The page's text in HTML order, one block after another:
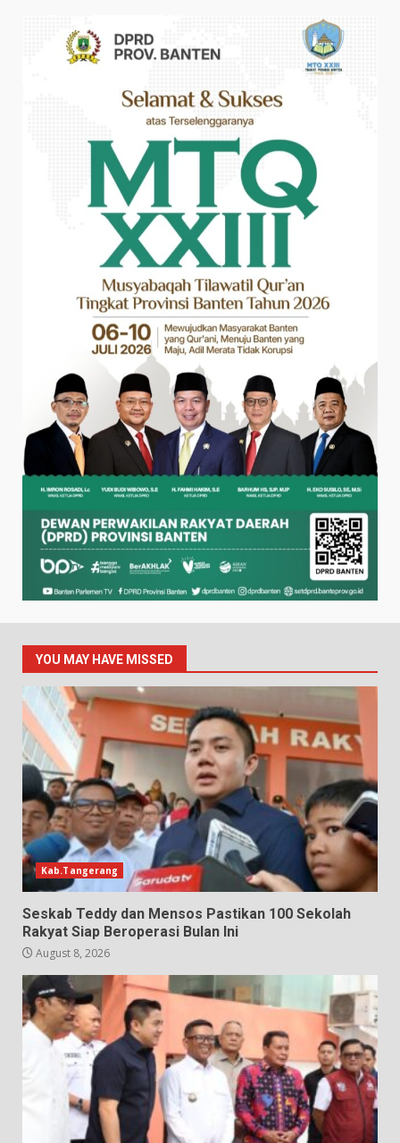
YOU MAY HAVE MISSED
Kab.Tangerang
Seskab Teddy dan Mensos Pastikan 100 Sekolah
Rakyat Siap Beroperasi Bulan Ini
August 8, 2026